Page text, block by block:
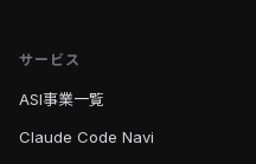
サービス
ASI事業一覧
Claude Code Navi